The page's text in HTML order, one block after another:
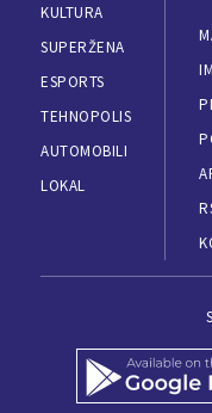
KULTURA
SUPERŽENA
ESPORTS
TEHNOPOLIS
AUTOMOBILI
LOKAL